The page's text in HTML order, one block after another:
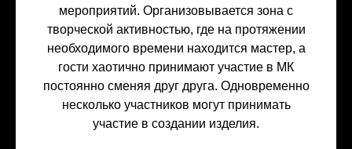
мероприятий. Организовывается зона с
творческой активностью, где на протяжении
необходимого времени находится мастер, а
гости хаотично принимают участие в МК
постоянно сменяя друг друга. Одновременно
несколько участников могут принимать
участие в создании изделия.